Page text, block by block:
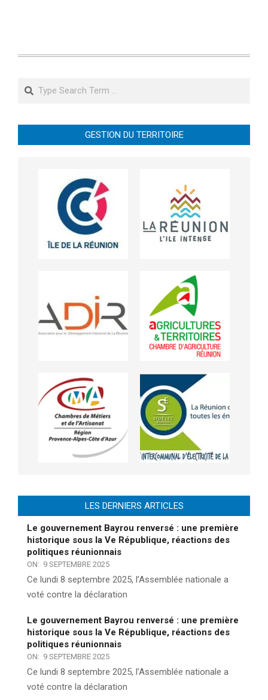
Search
GESTION DU TERRITOIRE
LES DERNIERS ARTICLES
Le gouvernement Bayrou renversé : une première
historique sous la Ve République, réactions des
politiques réunionnais
ON: 9 SEPTEMBRE 2025
Ce lundi 8 septembre 2025, l’Assemblée nationale a
voté contre la déclaration
Le gouvernement Bayrou renversé : une première
historique sous la Ve République, réactions des
politiques réunionnais
ON: 9 SEPTEMBRE 2025
Ce lundi 8 septembre 2025, l’Assemblée nationale a
voté contre la déclaration